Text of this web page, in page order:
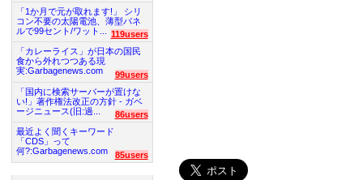
「1か月で元が取れます!」 シリ
コン不要の太陽電池、薄型パネ
ルで99セント/ワット...
119users
「カレーライス」が日本の国民
食から外れつつある現
実:Garbagenews.com
99users
「国内に検索サーバーが置けな
い!」著作権法改正の方針 - ガベ
ージニュース(旧:過...
86users
最近よく聞くキーワード
「CDS」って
何?:Garbagenews.com
85users